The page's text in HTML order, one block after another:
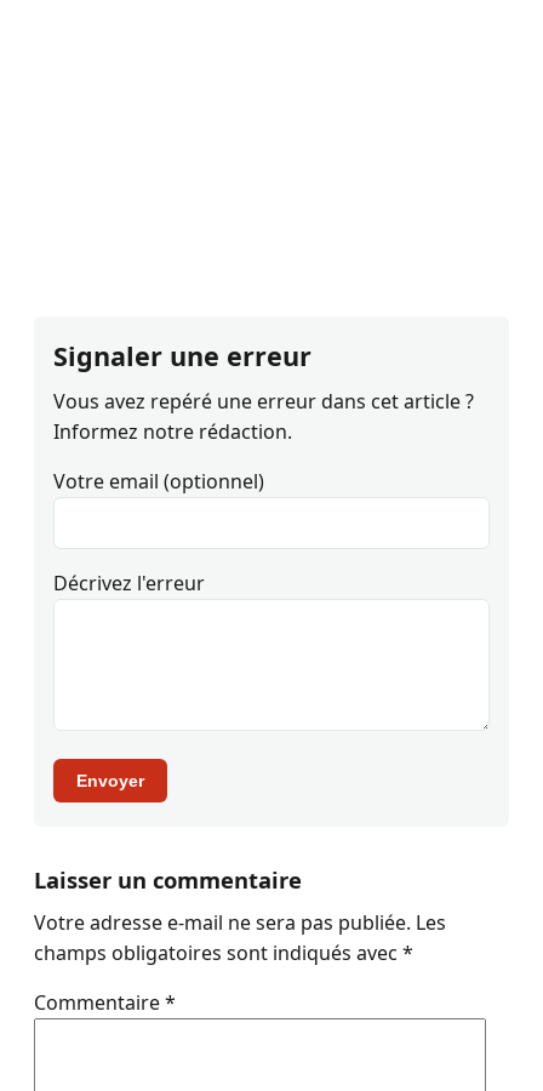
Signaler une erreur
Vous avez repéré une erreur dans cet article ?
Informez notre rédaction.
Votre email (optionnel)
Décrivez l'erreur
Envoyer
Laisser un commentaire
Votre adresse e-mail ne sera pas publiée. Les
champs obligatoires sont indiqués avec *
Commentaire*